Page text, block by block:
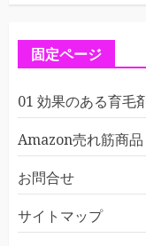
固定ページ
01 効果のある育毛
Amazon売れ筋商
お問合せ
サイトマップ